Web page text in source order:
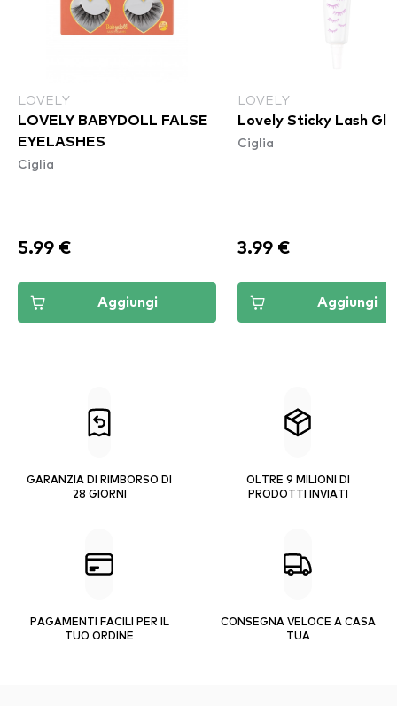
LOVELY
LOVELY BABYDOLL FALSE
EYELASHES
Ciglia
5.99 €
Aggiungi
LOVELY
Lovely Sticky Lash
Ciglia
3.99 €
Aggiungi
GARANZIA DI RIMBORSO DI
28 GIORNI
OLTRE 9 MILIONI DI
PRODOTTI INVIATI
PAGAMENTI FACILI PER IL
TUO ORDINE
CONSEGNA VELOCE A CASA
TUA